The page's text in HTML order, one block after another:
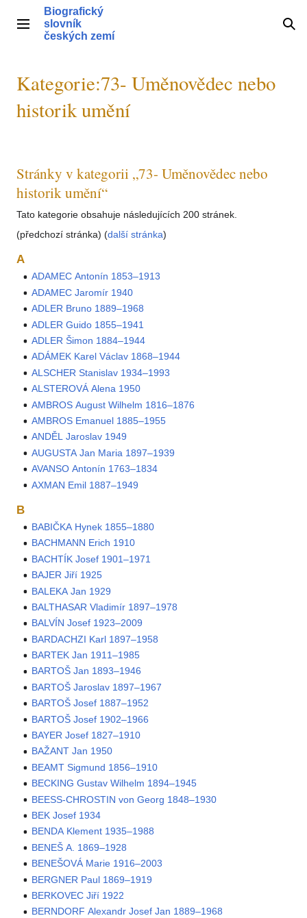
obsahHlavní menu
Biografický
slovník
českých zemí
Kategorie:73- Uměnovědec nebo
historik umění
Stránky v kategorii „73- Uměnovědec nebo
historik umění“
Tato kategorie obsahuje následujících 200 stránek.
(předchozí stránka) (další stránka)
A
ADAMEC Antonín 1853–1913
ADAMEC Jaromír 1940
ADLER Bruno 1889–1968
ADLER Guido 1855–1941
ADLER Šimon 1884–1944
ADÁMEK Karel Václav 1868–1944
ALSCHER Stanislav 1934–1993
ALSTEROVÁ Alena 1950
AMBROS August Wilhelm 1816–1876
AMBROS Emanuel 1885–1955
ANDĚL Jaroslav 1949
AUGUSTA Jan Maria 1897–1939
AVANSO Antonín 1763–1834
AXMAN Emil 1887–1949
B
BABIČKA Hynek 1855–1880
BACHMANN Erich 1910
BACHTÍK Josef 1901–1971
BAJER Jiří 1925
BALEKA Jan 1929
BALTHASAR Vladimír 1897–1978
BALVÍN Josef 1923–2009
BARDACHZI Karl 1897–1958
BARTEK Jan 1911–1985
BARTOŠ Jan 1893–1946
BARTOŠ Jaroslav 1897–1967
BARTOŠ Josef 1887–1952
BARTOŠ Josef 1902–1966
BAYER Josef 1827–1910
BAŽANT Jan 1950
BEAMT Sigmund 1856–1910
BECKING Gustav Wilhelm 1894–1945
BEESS-CHROSTIN von Georg 1848–1930
BEK Josef 1934
BENDA Klement 1935–1988
BENEŠ A. 1869–1928
BENEŠOVÁ Marie 1916–2003
BERGNER Paul 1869–1919
BERKOVEC Jiří 1922
BERNDORF Alexandr Josef Jan 1889–1968